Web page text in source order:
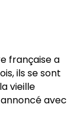
française a
ils se sont
vieille
avec